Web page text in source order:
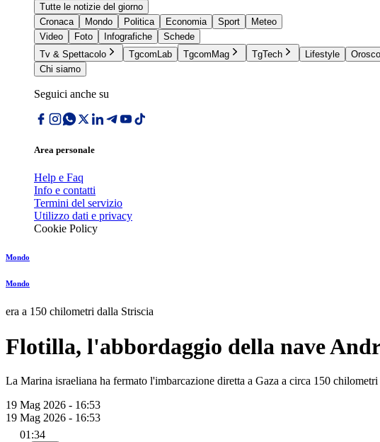
Tutte le notizie del giorno
Cronaca
Mondo Politica Economia Sport
Meteo
Video
Foto Infografiche
Schede
Tv & Spettacolo
TgcomLab TgcomMag TgTech Lifestyle
Chi siamo
Seguici anche su
Area personale
Help e Faq
Info e contatti
Termini del servizio
Utilizzo dati e privacy
Cookie Policy
Mondo
Mondo
era a 150 chilometri dalla Striscia
Flotilla, l'abbordaggio della nave
La Marina israeliana ha fermato l'imbarcazione diretta a Gaza a circa 150
19 Mag 2026 - 16:53
19 Mag 2026 - 16:53
01:34